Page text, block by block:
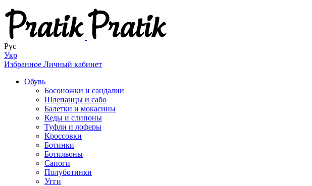
Рус
Укр
Избранное Личный кабинет
Обувь
Босоножки и сандалии
Шлепанцы и сабо
Балетки и мокасины
Кеды и слипоны
Туфли и лоферы
Кроссовки
Ботинки
Ботильоны
Сапоги
Полуботинки
Угги